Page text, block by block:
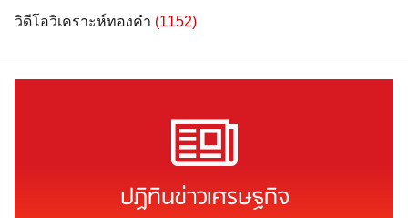
วิดีโอวิเคราะห์ทองคำ (1152)
ปฏิทินข่าวเศรษฐกิจ